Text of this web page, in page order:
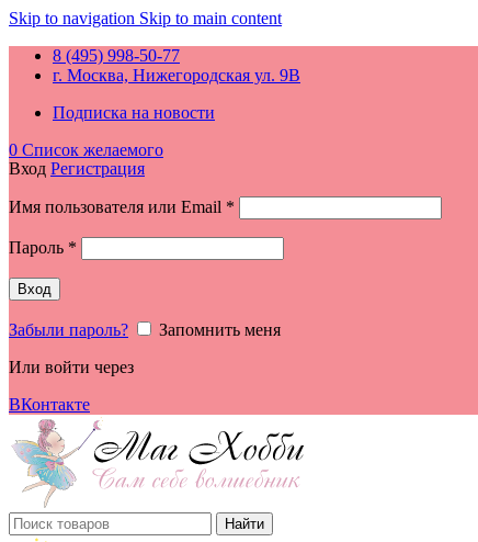
Skip to navigation Skip to main content
8 (495) 998-50-77
г. Москва, Нижегородская ул. 9В
Подписка на новости
0 Список желаемого
Вход Регистрация
Имя пользователя или Email *
Пароль *
Вход
Забыли пароль?
Запомнить меня
Или войти через
ВКонтакте
Найти